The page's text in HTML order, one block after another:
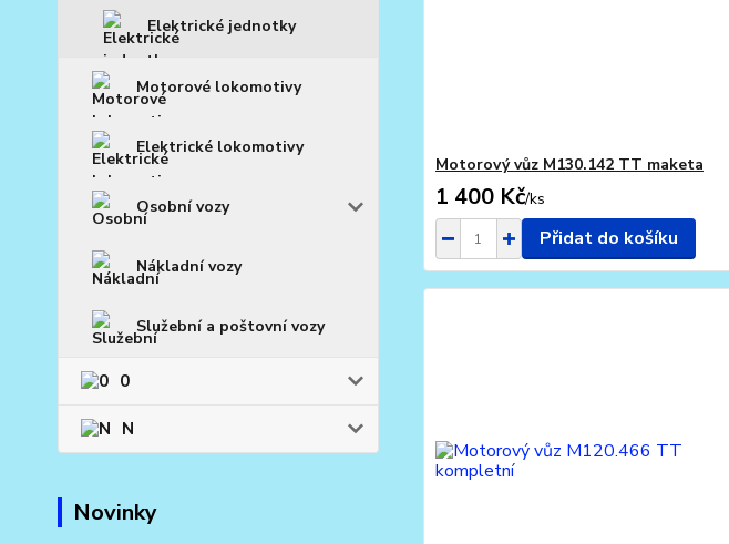
Elektrické jednotky
Motorové lokomotivy
Elektrické lokomotivy
Osobní vozy
Nákladní vozy
Služební a poštovní vozy
0
N
Novinky
Motorový vůz M130.142 TT maketa
1 400 Kč/ks
Přidat do košíku